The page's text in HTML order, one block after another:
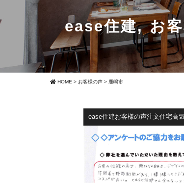
ease住建,お
HOME > お客様の声 > 鹿嶋市
ease住建お客様の声注文住宅高